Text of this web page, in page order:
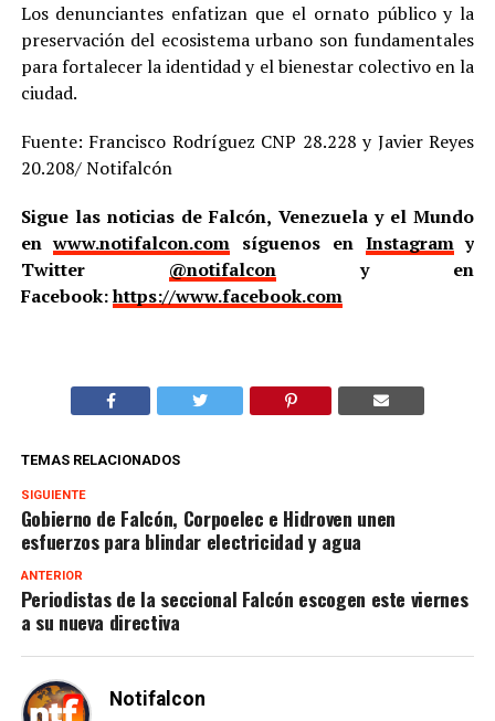
Los denunciantes enfatizan que el ornato público y la
preservación del ecosistema urbano son fundamentales
para fortalecer la identidad y el bienestar colectivo en la
ciudad.
Fuente: Francisco Rodríguez CNP 28.228 y Javier Reyes
20.208/ Notifalcón
Sigue las noticias de Falcón, Venezuela y el Mundo
enwww.notifalcon.com síguenos en Instagramy
Twitter @notifalcony en
Facebook:https://www.facebook.com
TEMAS RELACIONADOS
SIGUIENTE
Gobierno de Falcón, Corpoelec e Hidroven unen
esfuerzos para blindar electricidad y agua
ANTERIOR
Periodistas de la seccional Falcón escogen este viernes
a su nueva directiva
Notifalcon